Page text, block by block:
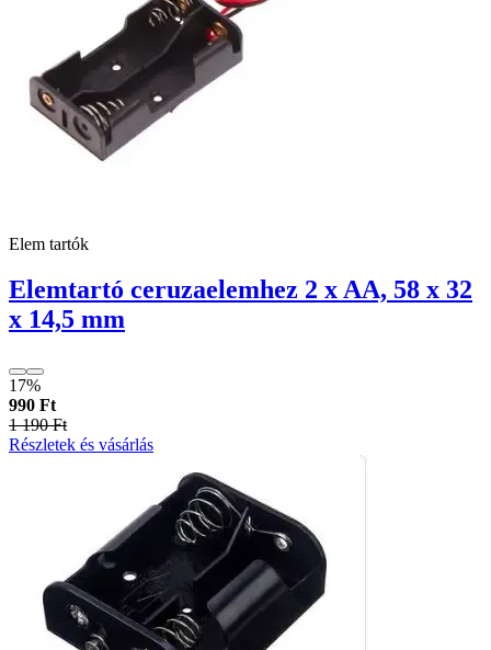
Elem tartók
Elemtartó ceruzaelemhez 2 x AA, 58 x 32
x 14,5 mm
17%
990 Ft
1 190 Ft
Részletek és vásárlás